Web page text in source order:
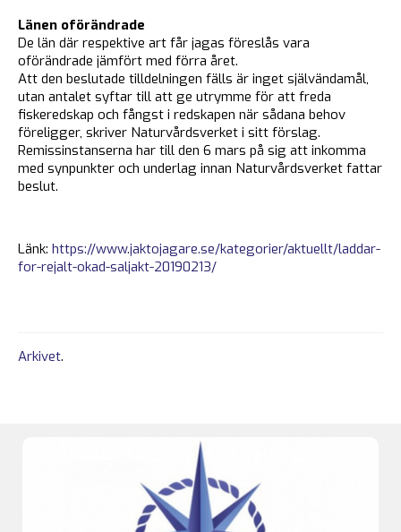
Länen oförändrade
De län där respektive art får jagas föreslås vara
oförändrade jämfört med förra året.
Att den beslutade tilldelningen fälls är inget självändamål,
utan antalet syftar till att ge utrymme för att freda
fiskeredskap och fångst i redskapen när sådana behov
föreligger, skriver Naturvårdsverket i sitt förslag.
Remissinstanserna har till den 6 mars på sig att inkomma
med synpunkter och underlag innan Naturvårdsverket fattar
beslut.
Länk: https://www.jaktojagare.se/kategorier/aktuellt/laddar-
for-rejalt-okad-saljakt-20190213/
Arkivet.